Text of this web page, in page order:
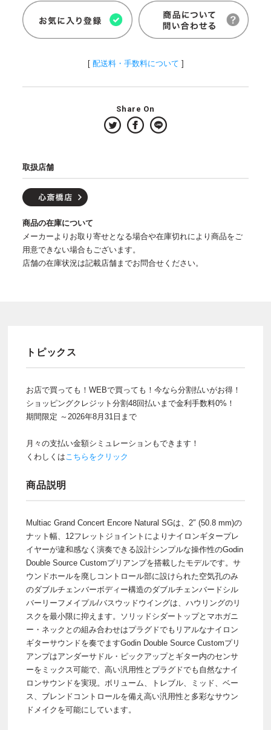
[ 配送料・手数料について ]
Share On
取扱店舗
商品の在庫について
メーカーよりお取り寄せとなる場合や在庫切れにより商品をご
用意できない場合もございます。
店舗の在庫状況は記載店舗までお問合せください。
トピックス
お店で買っても！WEBで買っても！今なら分割払いがお得！
ショッピングクレジット分割48回払いまで金利手数料0%！
期間限定 ～2026年8月31日まで
月々の支払い金額シミュレーションもできます！
くわしくはこちらをクリック
商品説明
Multiac Grand Concert Encore Natural SGは、2″ (50.8 mm)の
ナット幅、12フレットジョイントによりナイロンギタープレ
イヤーが違和感なく演奏できる設計シンプルな操作性のGodin
Double Source Customプリアンプを搭載したモデルです。サ
ウンドホールを廃しコントロール部に設けられた空気孔のみ
のダブルチェンバーボディー構造のダブルチェンバードシル
バーリーフメイプル/バスウッドウイングは、ハウリングのリ
スクを最小限に抑えます。ソリッドシダートップとマホガニ
ー・ネックとの組み合わせはプラグドでもリアルなナイロン
ギターサウンドを奏でますGodin Double Source Customプリ
アンプはアンダーサドル・ピックアップとギター内のセンサ
ーをミックス可能で、高い汎用性とプラグドでも自然なナイ
ロンサウンドを実現。ボリューム、トレブル、ミッド、ベー
ス、ブレンドコントロールを備え高い汎用性と多彩なサウン
ドメイクを可能にしています。